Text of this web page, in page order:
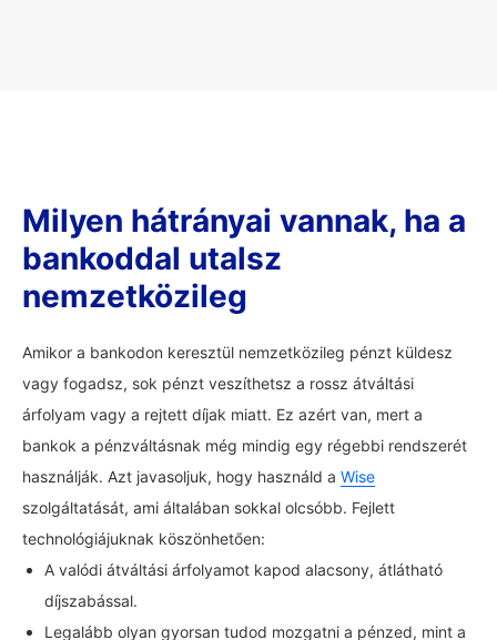
Milyen hátrányai vannak, ha a
bankoddal utalsz
nemzetközileg
Amikor a bankodon keresztül nemzetközileg pénzt küldesz
vagy fogadsz, sok pénzt veszíthetsz a rossz átváltási
árfolyam vagy a rejtett díjak miatt. Ez azért van, mert a
bankok a pénzváltásnak még mindig egy régebbi rendszerét
használják. Azt javasoljuk, hogy használd a Wise
szolgáltatását, ami általában sokkal olcsóbb. Fejlett
technológiájuknak köszönhetően:
A valódi átváltási árfolyamot kapod alacsony, átlátható
díjszabással.
Legalább olyan gyorsan tudod mozgatni a pénzed, mint a